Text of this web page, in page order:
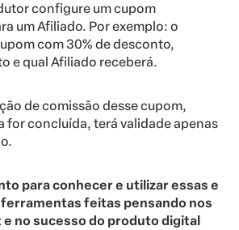
configure um cupom
um Afiliado. Por exemplo: o
com 30% de desconto,
e qual Afiliado receberá.
de comissão desse cupom,
for concluída, terá validade apenas
para conhecer e utilizar essas e
feitas pensando nos
e no sucesso do produto digital